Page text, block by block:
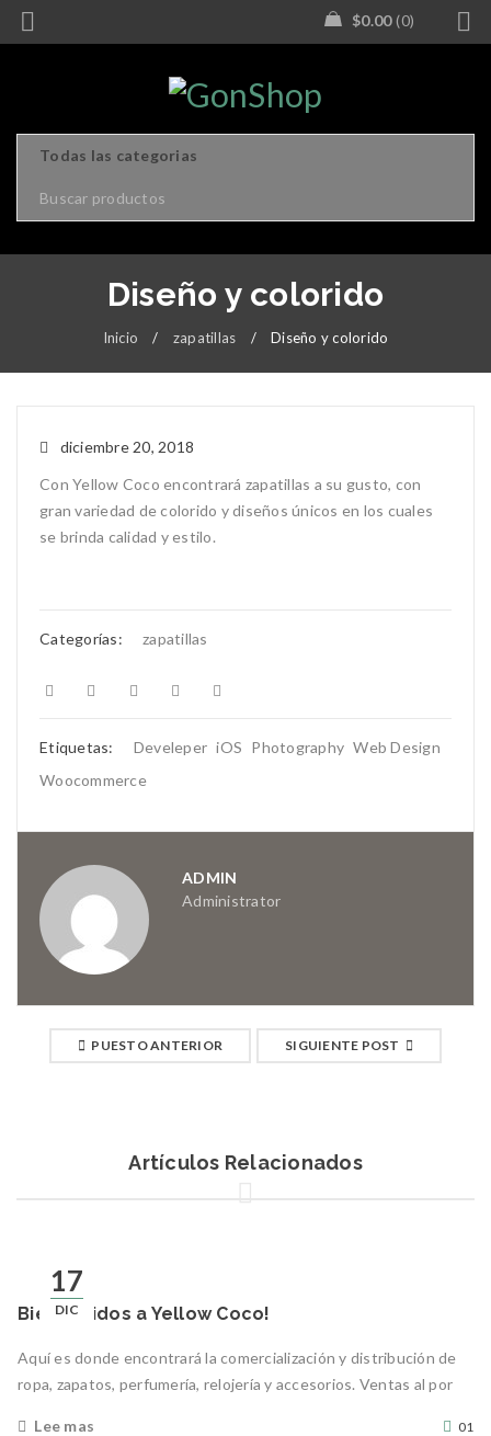
$0.00 0
Diseño y colorido
Inicio / zapatillas / Diseño y colorido
diciembre 20, 2018
Con Yellow Coco encontrará zapatillas a su gusto, con
gran variedad de colorido y diseños únicos en los cuales
se brinda calidad y estilo.
Categorías: zapatillas
Etiquetas: Develeper iOS Photography Web Design
Woocommerce
ADMIN
Administrator
PUESTO ANTERIOR SIGUIENTE POST
Artículos Relacionados
17
DIC
Bienvenidos a Yellow Coco!
Aquí es donde encontrará la comercialización y distribución de
ropa, zapatos, perfumería, relojería y accesorios. Ventas al por
Lee mas 01